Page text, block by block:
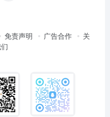
免责声明 广告合作
关